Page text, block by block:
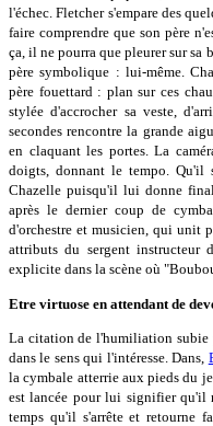
l'échec. Fletcher s'empare des
faire comprendre que son père
ça, il ne pourra que pleurer sur sa
père symbolique : lui-même.
père fouettard : plan sur ces
stylée d'accrocher sa veste,
secondes rencontre la grande
en claquant les portes. La
doigts, donnant le tempo. Qu'il
Chazelle puisqu'il lui donne
après le dernier coup de
d'orchestre et musicien, qui unit
attributs du sergent instructeur
explicite dans la scène où
Etre virtuose en attendant de
La citation de l'humiliation subie
dans le sens qui l'intéresse. Dans,
la cymbale atterrie aux pieds du
est lancée pour lui signifier qu'il
temps qu'il s'arrête et retourne